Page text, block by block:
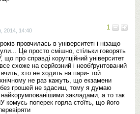
1
2014, 14:40
провчилась в університеті і нізащо
Це просто смішно, стільки говорять
що про справді корупційний університет
схоже на серйозний і необґрунтований
хто не ходить на пари- той
не раз кажуть, що екзамени
грошей не здасиш, тому я думаю
найкорумпованішими закладами, а то так
комусь поперек горла стоїть, що його